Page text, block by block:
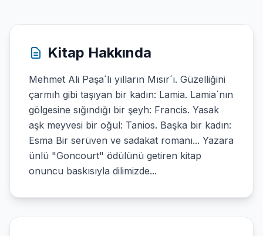
Kitap Hakkında
Mehmet Ali Paşa´lı yılların Mısır´ı. Güzelliğini
çarmıh gibi taşıyan bir kadın: Lamia. Lamia´nın
gölgesine sığındığı bir şeyh: Francis. Yasak
aşk meyvesi bir oğul: Tanios. Başka bir kadın:
Esma Bir serüven ve sadakat romanı... Yazara
ünlü "Goncourt" ödülünü getiren kitap
onuncu baskısıyla dilimizde...